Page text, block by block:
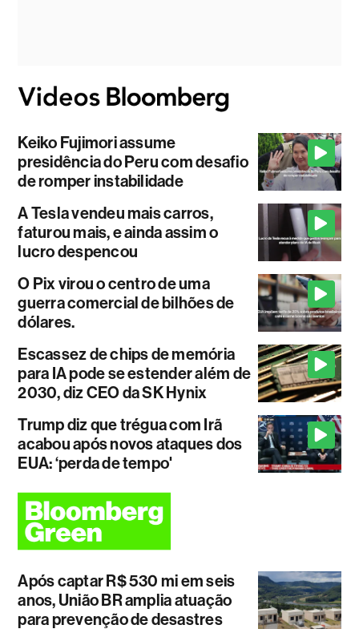
Keiko Fujimori assume
presidência do Peru com desafio
de romper instabilidade
A Tesla vendeu mais carros,
faturou mais, e ainda assim o
lucro despencou
O Pix virou o centro de uma
guerra comercial de bilhões de
dólares.
Escassez de chips de memória
para IA pode se estender além de
2030, diz CEO da SK Hynix
Trump diz que trégua com Irã
acabou após novos ataques dos
EUA: ‘perda de tempo'
Após captar R$ 530 mi em seis
anos, União BR amplia atuação
para prevenção de desastres